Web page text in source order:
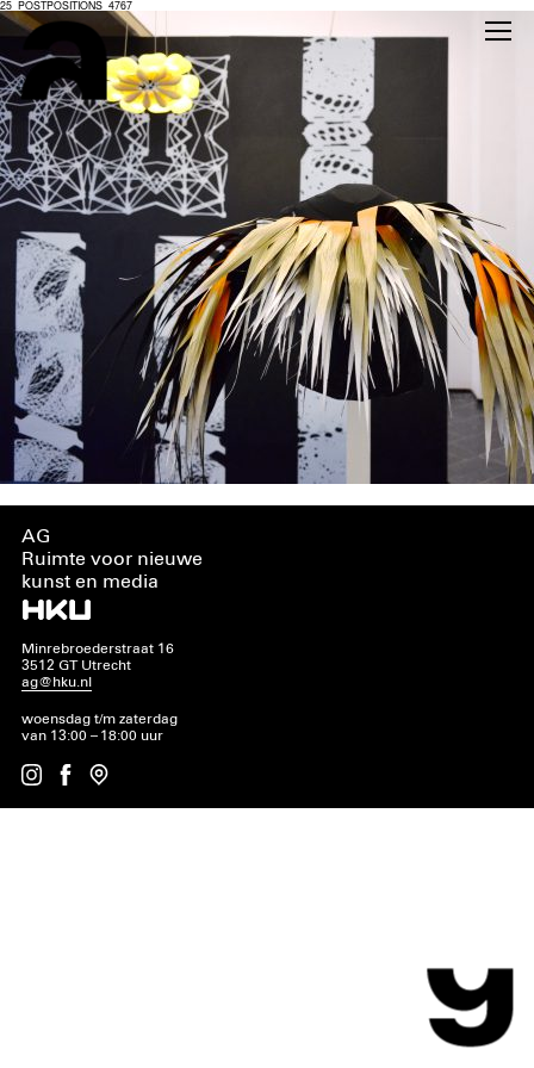
25_POSTPOSITIONS_4767
AG
Ruimte voor nieuwe
kunst en media
Minrebroederstraat 16
3512 GT Utrecht
ag@hku.nl
woensdag t/m zaterdag
van 13:00 – 18:00 uur